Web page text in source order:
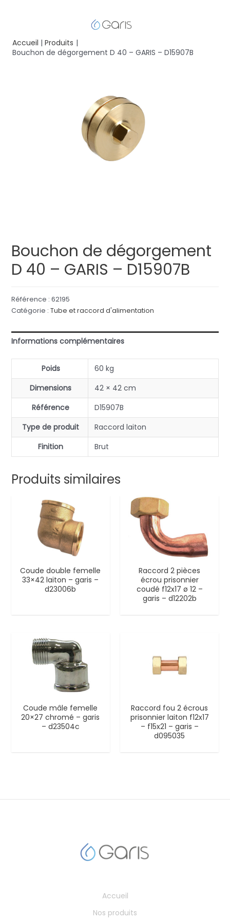
Accueil
Produits
Bouchon de dégorgement D 40 – GARIS – D15907B
Bouchon de dégorgement
D 40 – GARIS – D15907B
Référence : 62195
Catégorie : Tube et raccord d'alimentation
Informations complémentaires
Poids
60 kg
Dimensions
42 × 42 cm
Référence
D15907B
Type de produit
Raccord laiton
Finition
Brut
Produits similaires
Coude double femelle
33×42 laiton – garis –
d23006b
Raccord 2 pièces
écrou prisonnier
coudé f12x17 ø 12 –
garis – d12202b
Coude mâle femelle
20×27 chromé – garis
– d23504c
Raccord fou 2 écrous
prisonnier laiton f12x17
– f15x21 – garis –
d095035
Accueil
Nos produits